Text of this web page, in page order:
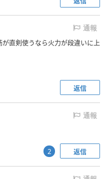
通報
直剣使うなら火力が段違いに上
返信
通報
返信
2